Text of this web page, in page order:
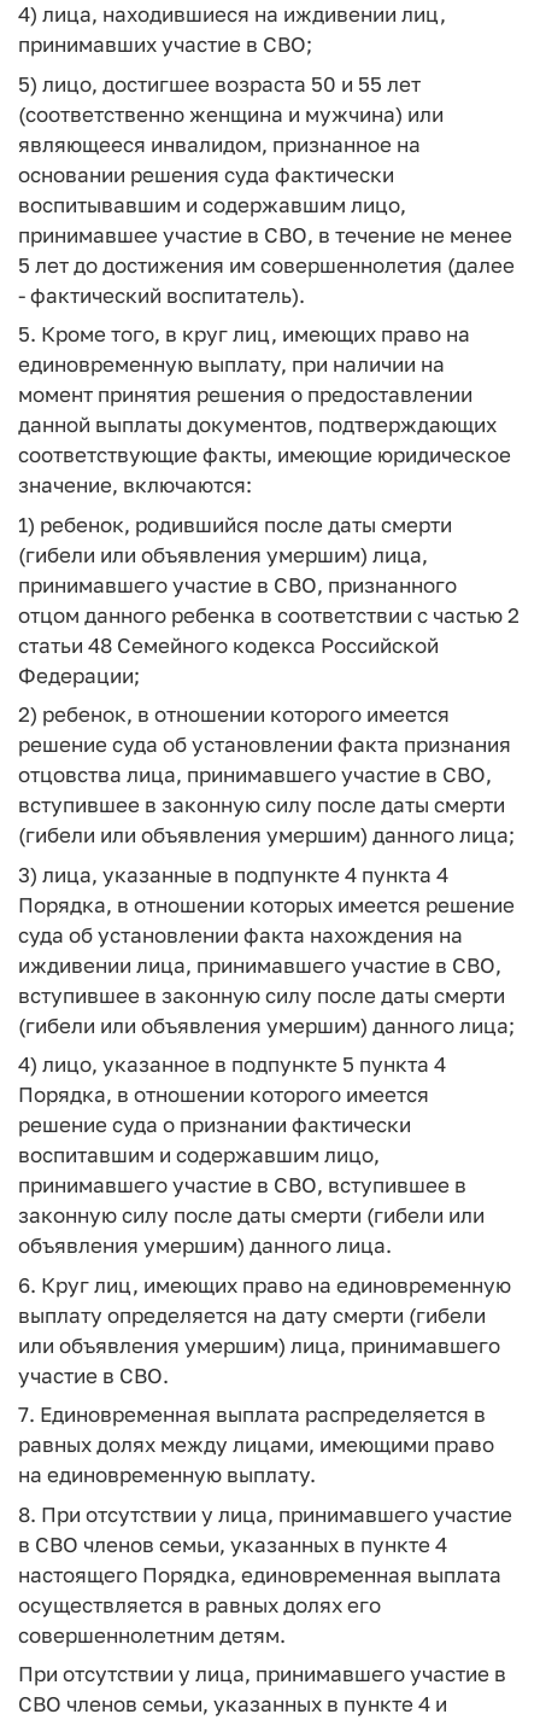
4) лица, находившиеся на иждивении лиц,
принимавших участие в СВО;
5) лицо, достигшее возраста 50 и 55 лет
(соответственно женщина и мужчина) или
являющееся инвалидом, признанное на
основании решения суда фактически
воспитывавшим и содержавшим лицо,
принимавшее участие в СВО, в течение не менее
5 лет до достижения им совершеннолетия (далее
- фактический воспитатель).
5. Кроме того, в круг лиц, имеющих право на
единовременную выплату, при наличии на
момент принятия решения о предоставлении
данной выплаты документов, подтверждающих
соответствующие факты, имеющие юридическое
значение, включаются:
1) ребенок, родившийся после даты смерти
(гибели или объявления умершим) лица,
принимавшего участие в СВО, признанного
отцом данного ребенка в соответствии с частью 2
статьи 48 Семейного кодекса Российской
Федерации;
2) ребенок, в отношении которого имеется
решение суда об установлении факта признания
отцовства лица, принимавшего участие в СВО,
вступившее в законную силу после даты смерти
(гибели или объявления умершим) данного лица;
3) лица, указанные в подпункте 4 пункта 4
Порядка, в отношении которых имеется решение
суда об установлении факта нахождения на
иждивении лица, принимавшего участие в СВО,
вступившее в законную силу после даты смерти
(гибели или объявления умершим) данного лица;
4) лицо, указанное в подпункте 5 пункта 4
Порядка, в отношении которого имеется
решение суда о признании фактически
воспитавшим и содержавшим лицо,
принимавшего участие в СВО, вступившее в
законную силу после даты смерти (гибели или
объявления умершим) данного лица.
6. Круг лиц, имеющих право на единовременную
выплату определяется на дату смерти (гибели
или объявления умершим) лица, принимавшего
участие в СВО.
7. Единовременная выплата распределяется в
равных долях между лицами, имеющими право
на единовременную выплату.
8. При отсутствии у лица, принимавшего участие
в СВО членов семьи, указанных в пункте 4
настоящего Порядка, единовременная выплата
осуществляется в равных долях его
совершеннолетним детям.
При отсутствии у лица, принимавшего участие в
СВО членов семьи, указанных в пункте 4 и